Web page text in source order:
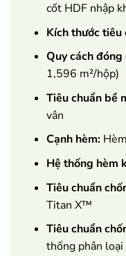
cốt HDF nhập
Kích thước tiêu
Quy cách đóng
1,596 m²/hộp)
Tiêu chuẩn bề
vân
Cạnh hèm:
Hệ thống hèm
Tiêu chuẩn
Titan X™
Tiêu chuẩn
thống phân loại